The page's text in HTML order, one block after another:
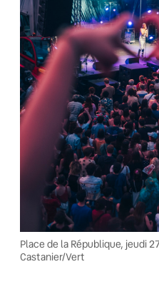
Place de la République, jeudi
Castanier/Vert